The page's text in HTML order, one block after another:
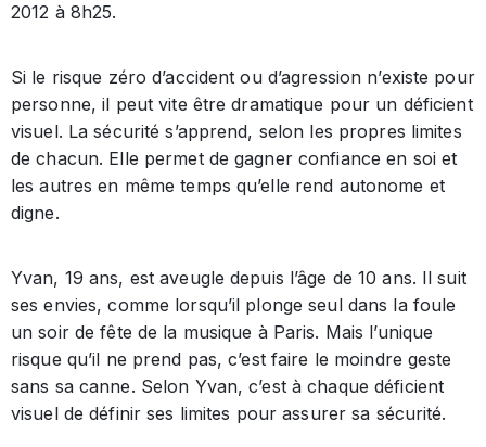
2012 à 8h25.
Si le risque zéro d’accident ou d’agression n’existe pour
personne, il peut vite être dramatique pour un déficient
visuel. La sécurité s’apprend, selon les propres limites
de chacun. Elle permet de gagner confiance en soi et
les autres en même temps qu’elle rend autonome et
digne.
Yvan, 19 ans, est aveugle depuis l’âge de 10 ans. Il suit
ses envies, comme lorsqu’il plonge seul dans la foule
un soir de fête de la musique à Paris. Mais l’unique
risque qu’il ne prend pas, c’est faire le moindre geste
sans sa canne. Selon Yvan, c’est à chaque déficient
visuel de définir ses limites pour assurer sa sécurité.